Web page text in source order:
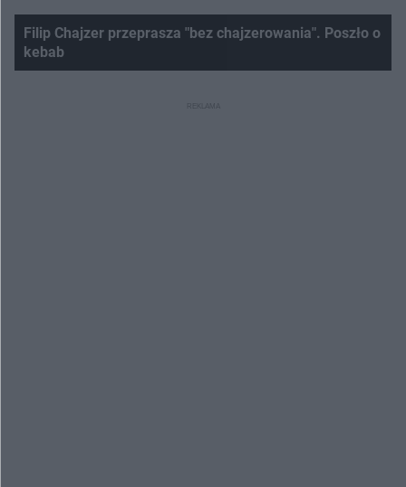
Filip Chajzer przeprasza "bez chajzerowania". Poszło o
kebab